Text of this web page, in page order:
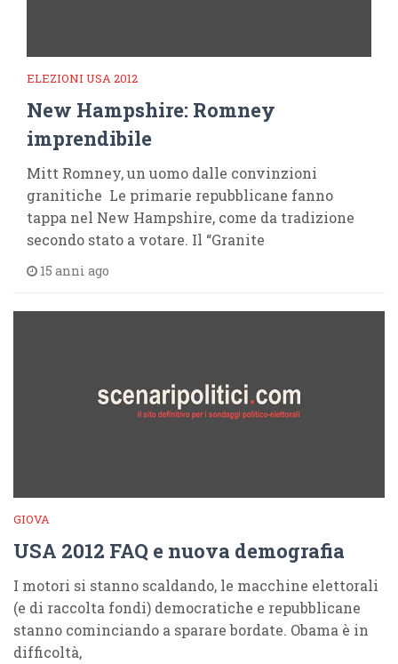
ELEZIONI USA 2012
New Hampshire: Romney
imprendibile
Mitt Romney, un uomo dalle convinzioni
granitiche Le primarie repubblicane fanno
tappa nel New Hampshire, come da tradizione
secondo stato a votare. Il “Granite
15 anni ago
GIOVA
USA 2012 FAQ e nuova demografia
I motori si stanno scaldando, le macchine elettorali
(e di raccolta fondi) democratiche e repubblicane
stanno cominciando a sparare bordate. Obama è in
difficoltà,